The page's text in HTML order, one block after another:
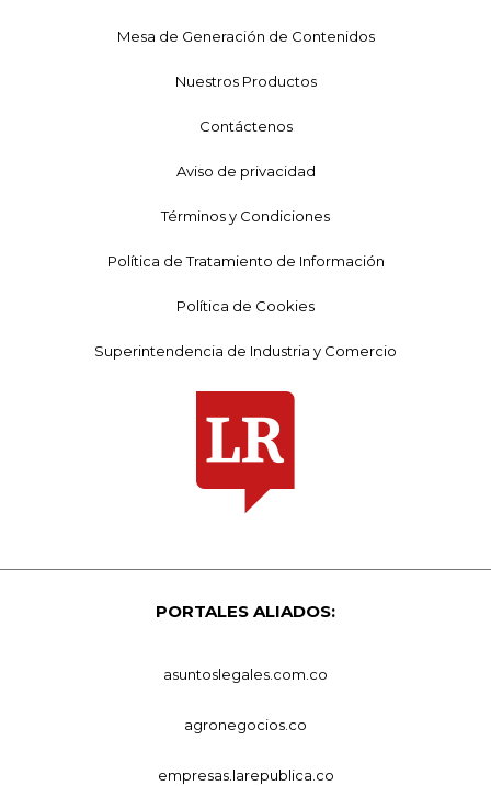
Mesa de Generación de Contenidos
Nuestros Productos
Contáctenos
Aviso de privacidad
Términos y Condiciones
Política de Tratamiento de Información
Política de Cookies
Superintendencia de Industria y Comercio
PORTALES ALIADOS:
asuntoslegales.com.co
agronegocios.co
empresas.larepublica.co